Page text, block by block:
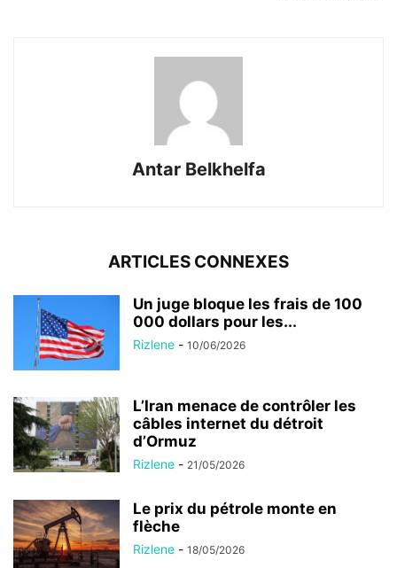
Antar Belkhelfa
ARTICLES CONNEXES
Un juge bloque les frais de 100
000 dollars pour les...
Rizlene - 10/06/2026
L’Iran menace de contrôler les
câbles internet du détroit
d’Ormuz
Rizlene - 21/05/2026
Le prix du pétrole monte en
flèche
Rizlene - 18/05/2026